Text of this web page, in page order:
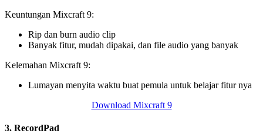
Keuntungan Mixcraft 9:
Rip dan burn audio clip
Banyak fitur, mudah dipakai, dan file audio yang banyak
Kelemahan Mixcraft 9:
Lumayan menyita waktu buat pemula untuk belajar fitur nya
Download Mixcraft 9
3. RecordPad